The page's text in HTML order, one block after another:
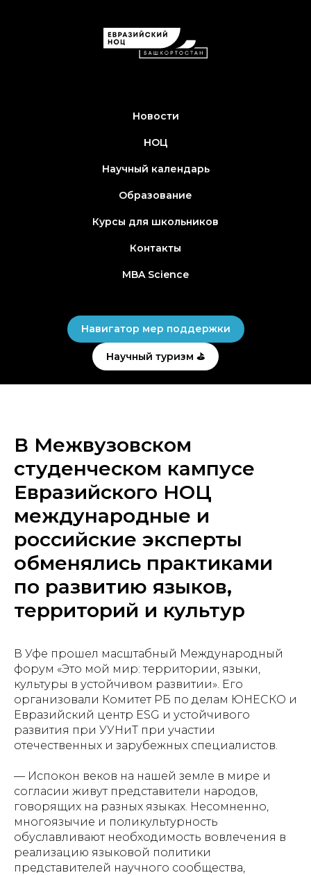
Новости
НОЦ
Научный календарь
Образование
Курсы для школьников
Контакты
MBA Science
Навигатор мер поддержки
Научный туризм ⛳
В Межвузовском
студенческом кампусе
Евразийского НОЦ
международные и
российские эксперты
обменялись практиками
по развитию языков,
территорий и культур
В Уфе прошел масштабный Международный
форум «Это мой мир: территории, языки,
культуры в устойчивом развитии». Его
организовали Комитет РБ по делам ЮНЕСКО и
Евразийский центр ESG и устойчивого
развития при УУНиТ при участии
отечественных и зарубежных специалистов.
— Испокон веков на нашей земле в мире и
согласии живут представители народов,
говорящих на разных языках. Несомненно,
многоязычие и поликультурность
обуславливают необходимость вовлечения в
реализацию языковой политики
представителей научного сообщества,